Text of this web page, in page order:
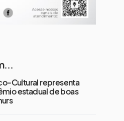
Cultural representa
estadual de boas